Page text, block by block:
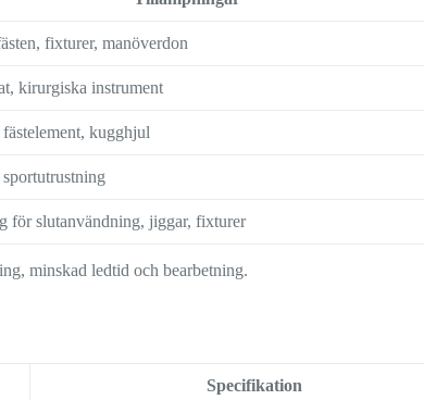
fixturer, manöverdon
kirurgiska instrument
kugghjul
för slutanvändning, jiggar, fixturer
minskad ledtid och bearbetning.
Specifikation